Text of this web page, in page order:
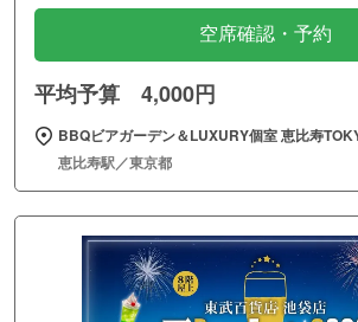
空席確認・予約
平均予算 4,000円
BBQビアガーデン＆LUXURY個室 恵比寿
恵比寿駅／東京都